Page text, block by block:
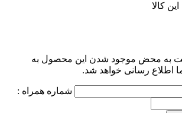
کالا
به محض موجود شدن این محصول به
اطلاع رسانی خواهد شد.
شماره همراه :